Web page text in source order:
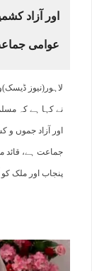
اور آزاد
عوامی
لاہور(نیوز
نے کہا ہے کہ
اور آزاد جموں
جماعت ہے، قائد
پنجاب اور ملک کو